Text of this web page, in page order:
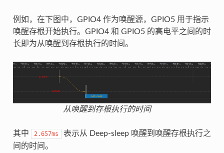
例如，在下图中，GPIO4 作为唤醒源，GPIO5 用于指示
唤醒存根开始执行。GPIO4 和 GPIO5 的高电平之间的时
长即为从唤醒到存根执行的时间。
从唤醒到存根执行的时间
其中 2.657ms
表示从 Deep-sleep 唤醒到唤醒存根执行之
间的时间。